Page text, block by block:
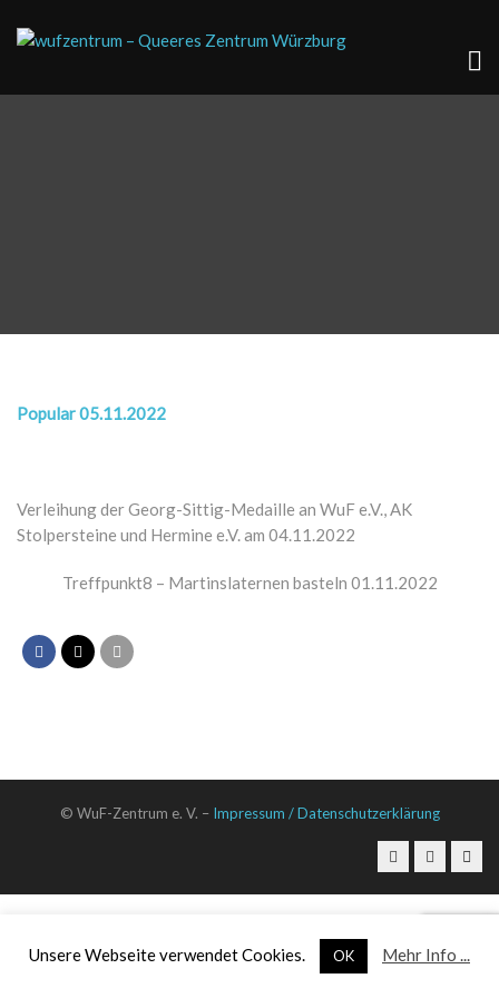
Popular 05.11.2022
Verleihung der Georg-Sittig-Medaille an WuF e.V., AK
Stolpersteine und Hermine e.V. am 04.11.2022
Treffpunkt8 – Martinslaternen basteln 01.11.2022
© WuF-Zentrum e. V. – Impressum / Datenschutzerklärung
Unsere Webseite verwendet Cookies. OK Mehr Info ...